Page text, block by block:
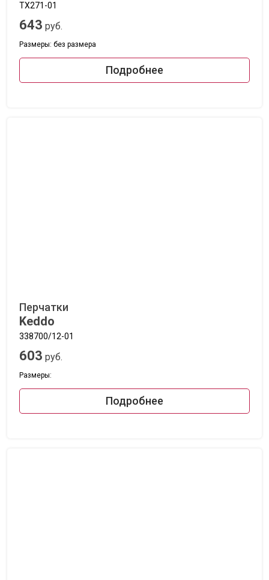
TX271-01
643 руб.
Размеры: без размера
Подробнее
Перчатки
Keddo
338700/12-01
603 руб.
Размеры:
Подробнее